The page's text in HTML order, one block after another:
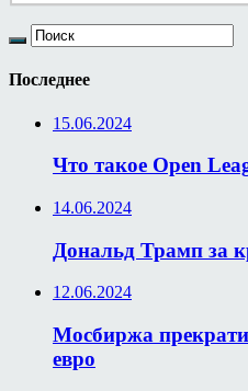
Последнее
15.06.2024
Что такое Open
14.06.2024
Дональд Трамп за
12.06.2024
Мосбиржа
евро